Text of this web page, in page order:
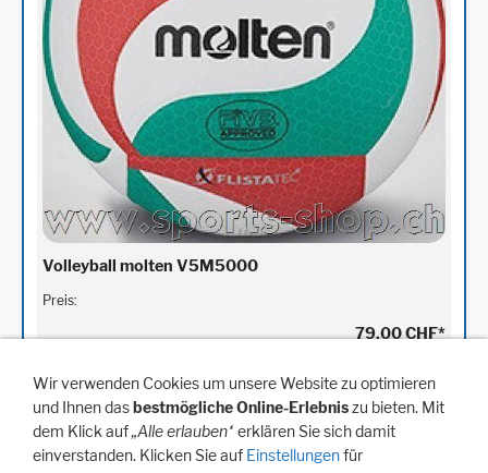
Volleyball molten V5M5000
Preis:
79,00 CHF*
Für später merken
Wir verwenden Cookies um unsere Website zu optimieren
und Ihnen dasbestmögliche Online-Erlebniszu bieten. Mit
dem Klick auf„Alle erlauben“ erklären Sie sich damit
einverstanden. Klicken Sie auf Einstellungenfür